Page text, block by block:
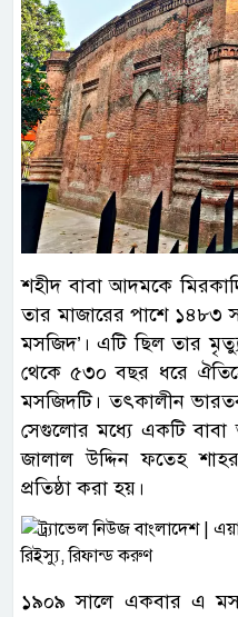
শহীদ বাবা আদমকে
তার মাজারের পাশে ১৪৮৩
মসজিদ’। এটি ছিল তার
থেকে ৫৩০ বছর ধরে
মসজিদটি। তৎকালীন
সেগুলোর মধ্যে একটি
জালাল উদ্দিন ফতেহ
প্রতিষ্ঠা করা হয়।
১৯০৯ সালে একবার এ